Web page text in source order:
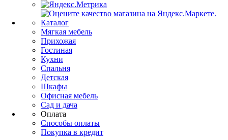
Каталог
Мягкая мебель
Прихожая
Гостиная
Кухни
Спальня
Детская
Шкафы
Офисная мебель
Сад и дача
Оплата
Способы оплаты
Покупка в кредит